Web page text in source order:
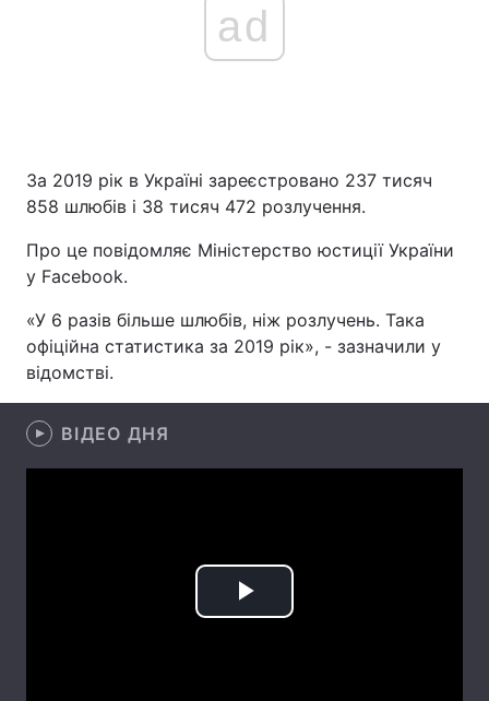
Головна Війна
Економіка
Спорт Наука
Техно і зв'язок
Зброя
Здоров'я Туризм
Регіони
ad
За 2019 рік в Україні зареєстровано 237 тисяч
858 шлюбів і 38 тисяч 472 розлучення.
Про це повідомляє Міністерство юстиції України
у Facebook.
«У 6 разів більше шлюбів, ніж розлучень. Така
офіційна статистика за 2019 рік», - зазначили у
відомстві.
ВІДЕО ДНЯ
Play